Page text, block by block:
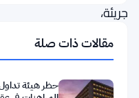
جريئة،
والسوق
تتابع
باهتمام.
مقالات ذات صلة
حظر هيئة